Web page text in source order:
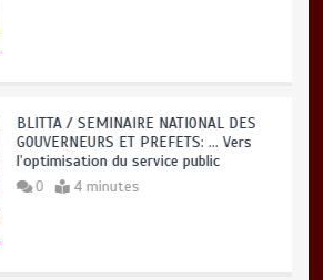
BLITTA / SEMINAIRE NATIONAL DES
GOUVERNEURS ET PREFETS: … Vers
l’optimisation du service public
0 4 minutes